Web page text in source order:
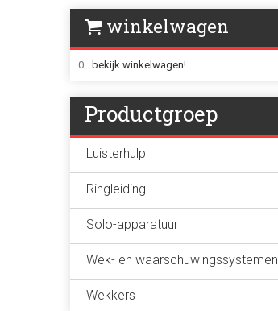
winkelwagen
0 bekijk winkelwagen!
Productgroep
Luisterhulp
Ringleiding
Solo-apparatuur
Wek- en waarschuwingssystemen
Wekkers